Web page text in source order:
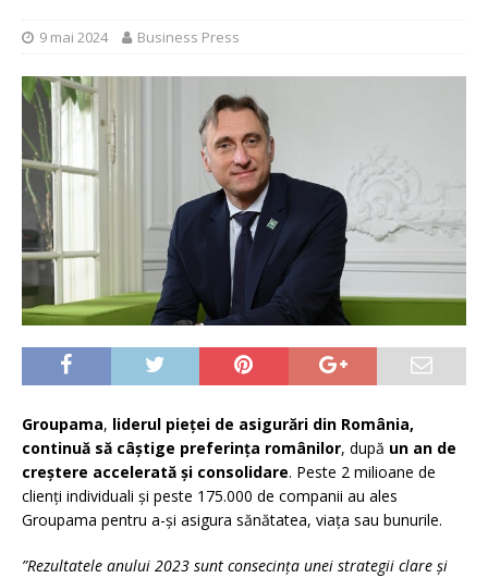
9 mai 2024 Business Press
Groupama, liderul pieței de asigurări din România,
continuă să câștige preferința românilor, după un an de
creștere accelerată și consolidare. Peste 2 milioane de
clienți individuali și peste 175.000 de companii au ales
Groupama pentru a-și asigura sănătatea, viața sau bunurile.
”Rezultatele anului 2023 sunt consecința unei strategii clare și